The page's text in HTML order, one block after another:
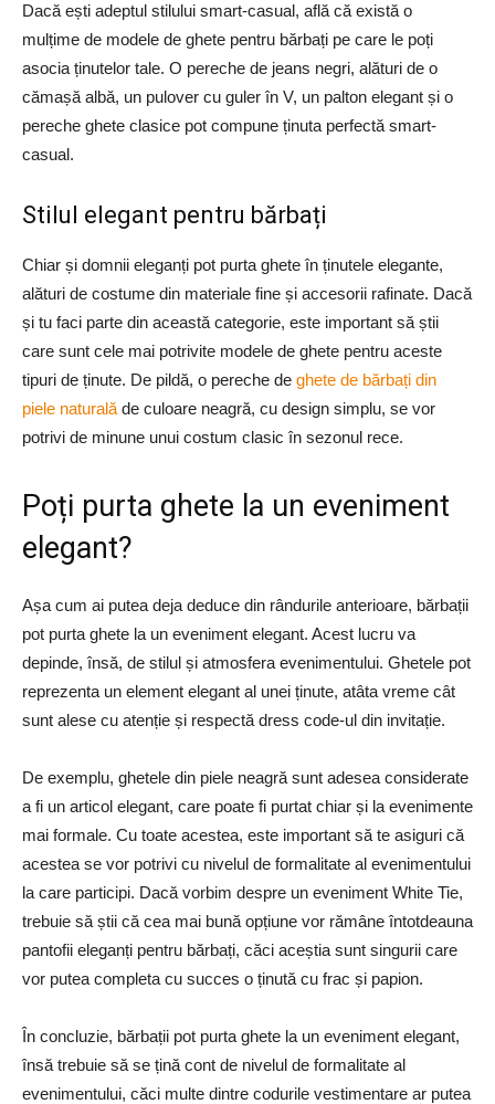
Dacă ești adeptul stilului smart-casual, află că există o
mulțime de modele de ghete pentru bărbați pe care le poți
asocia ținutelor tale. O pereche de jeans negri, alături de o
cămașă albă, un pulover cu guler în V, un palton elegant și o
pereche ghete clasice pot compune ținuta perfectă smart-
casual.
Stilul elegant pentru bărbați
Chiar și domnii eleganți pot purta ghete în ținutele elegante,
alături de costume din materiale fine și accesorii rafinate. Dacă
și tu faci parte din această categorie, este important să știi
care sunt cele mai potrivite modele de ghete pentru aceste
tipuri de ținute. De pildă, o pereche de ghete de bărbați din
piele naturalăde culoare neagră, cu design simplu, se vor
potrivi de minune unui costum clasic în sezonul rece.
Poți purta ghete la un eveniment
elegant?
Așa cum ai putea deja deduce din rândurile anterioare, bărbații
pot purta ghete la un eveniment elegant. Acest lucru va
depinde, însă, de stilul și atmosfera evenimentului. Ghetele pot
reprezenta un element elegant al unei ținute, atâta vreme cât
sunt alese cu atenție și respectă dress code-ul din invitație.
De exemplu, ghetele din piele neagră sunt adesea considerate
a fi un articol elegant, care poate fi purtat chiar și la evenimente
mai formale. Cu toate acestea, este important să te asiguri că
acestea se vor potrivi cu nivelul de formalitate al evenimentului
la care participi. Dacă vorbim despre un eveniment White Tie,
trebuie să știi că cea mai bună opțiune vor rămâne întotdeauna
pantofii eleganți pentru bărbați, căci aceștia sunt singurii care
vor putea completa cu succes o ținută cu frac și papion.
În concluzie, bărbații pot purta ghete la un eveniment elegant,
însă trebuie să se țină cont de nivelul de formalitate al
evenimentului, căci multe dintre codurile vestimentare ar putea